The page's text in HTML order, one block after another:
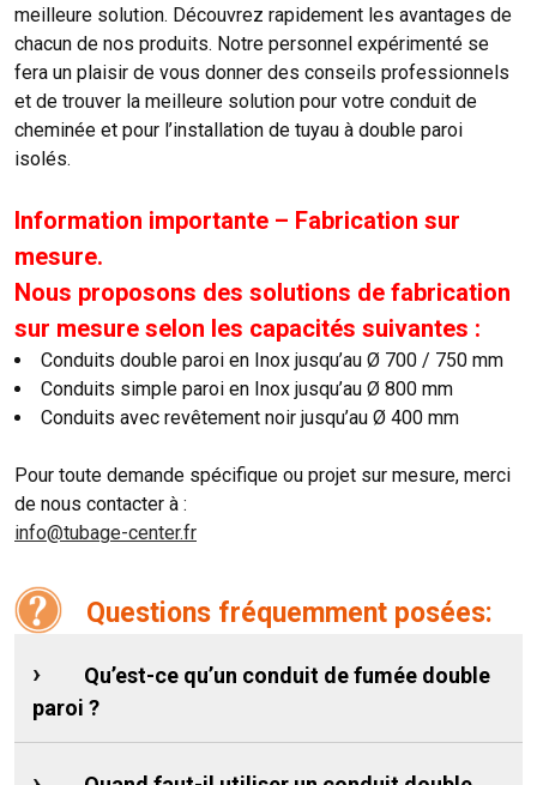
meilleure solution. Découvrez rapidement les avantages de
chacun de nos produits. Notre personnel expérimenté se
fera un plaisir de vous donner des conseils professionnels
et de trouver la meilleure solution pour votre conduit de
cheminée et pour l’installation de tuyau à double paroi
isolés.
Information importante – Fabrication sur
mesure.
Nous proposons des solutions de fabrication
sur mesure selon les capacités suivantes :
Conduits double paroi en Inox jusqu’au Ø 700 / 750 mm
Conduits simple paroi en Inox jusqu’au Ø 800 mm
Conduits avec revêtement noir jusqu’au Ø 400 mm
Pour toute demande spécifique ou projet sur mesure, merci
de nous contacter à :
info@tubage-center.fr
Questions fréquemment posées:
Qu’est-ce qu’un conduit de fumée double
paroi ?